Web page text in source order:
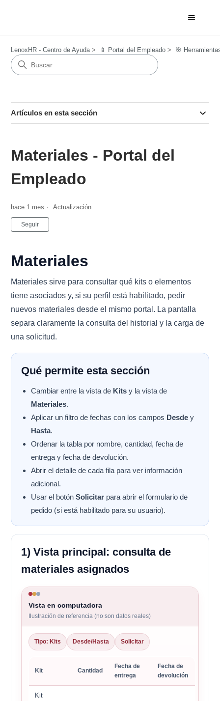
LenoxHR - Centro de Ayuda 📱 Portal del Empleado 🎯
Artículos en esta sección
Materiales - Portal del
Empleado
hace 1 mes Actualización
Seguir
Materiales
Materiales sirve para consultar qué kits o elementos
tiene asociados y, si su perfil está habilitado, pedir
nuevos materiales desde el mismo portal. La pantalla
separa claramente la consulta del historial y la carga de
una solicitud.
Qué permite esta sección
Cambiar entre la vista de Kits y la vista de
Materiales.
Aplicar un filtro de fechas con los campos Desde y
Hasta.
Ordenar la tabla por nombre, cantidad, fecha de
entrega y fecha de devolución.
Abrir el detalle de cada fila para ver información
adicional.
Usar el botónSolicitar para abrir el formulario de
pedido (si está habilitado para su usuario).
1) Vista principal: consulta de
materiales asignados
Vista en computadora
Ilustración de referencia (no son datos reales)
Tipo: Kits Desde/Hasta Solicitar
Kit Cantidad
Fecha de
entrega
Fecha de
devolución
Kit